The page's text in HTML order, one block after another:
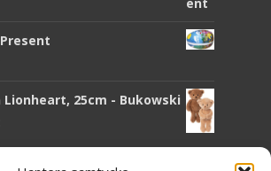
25cm - Bukowski